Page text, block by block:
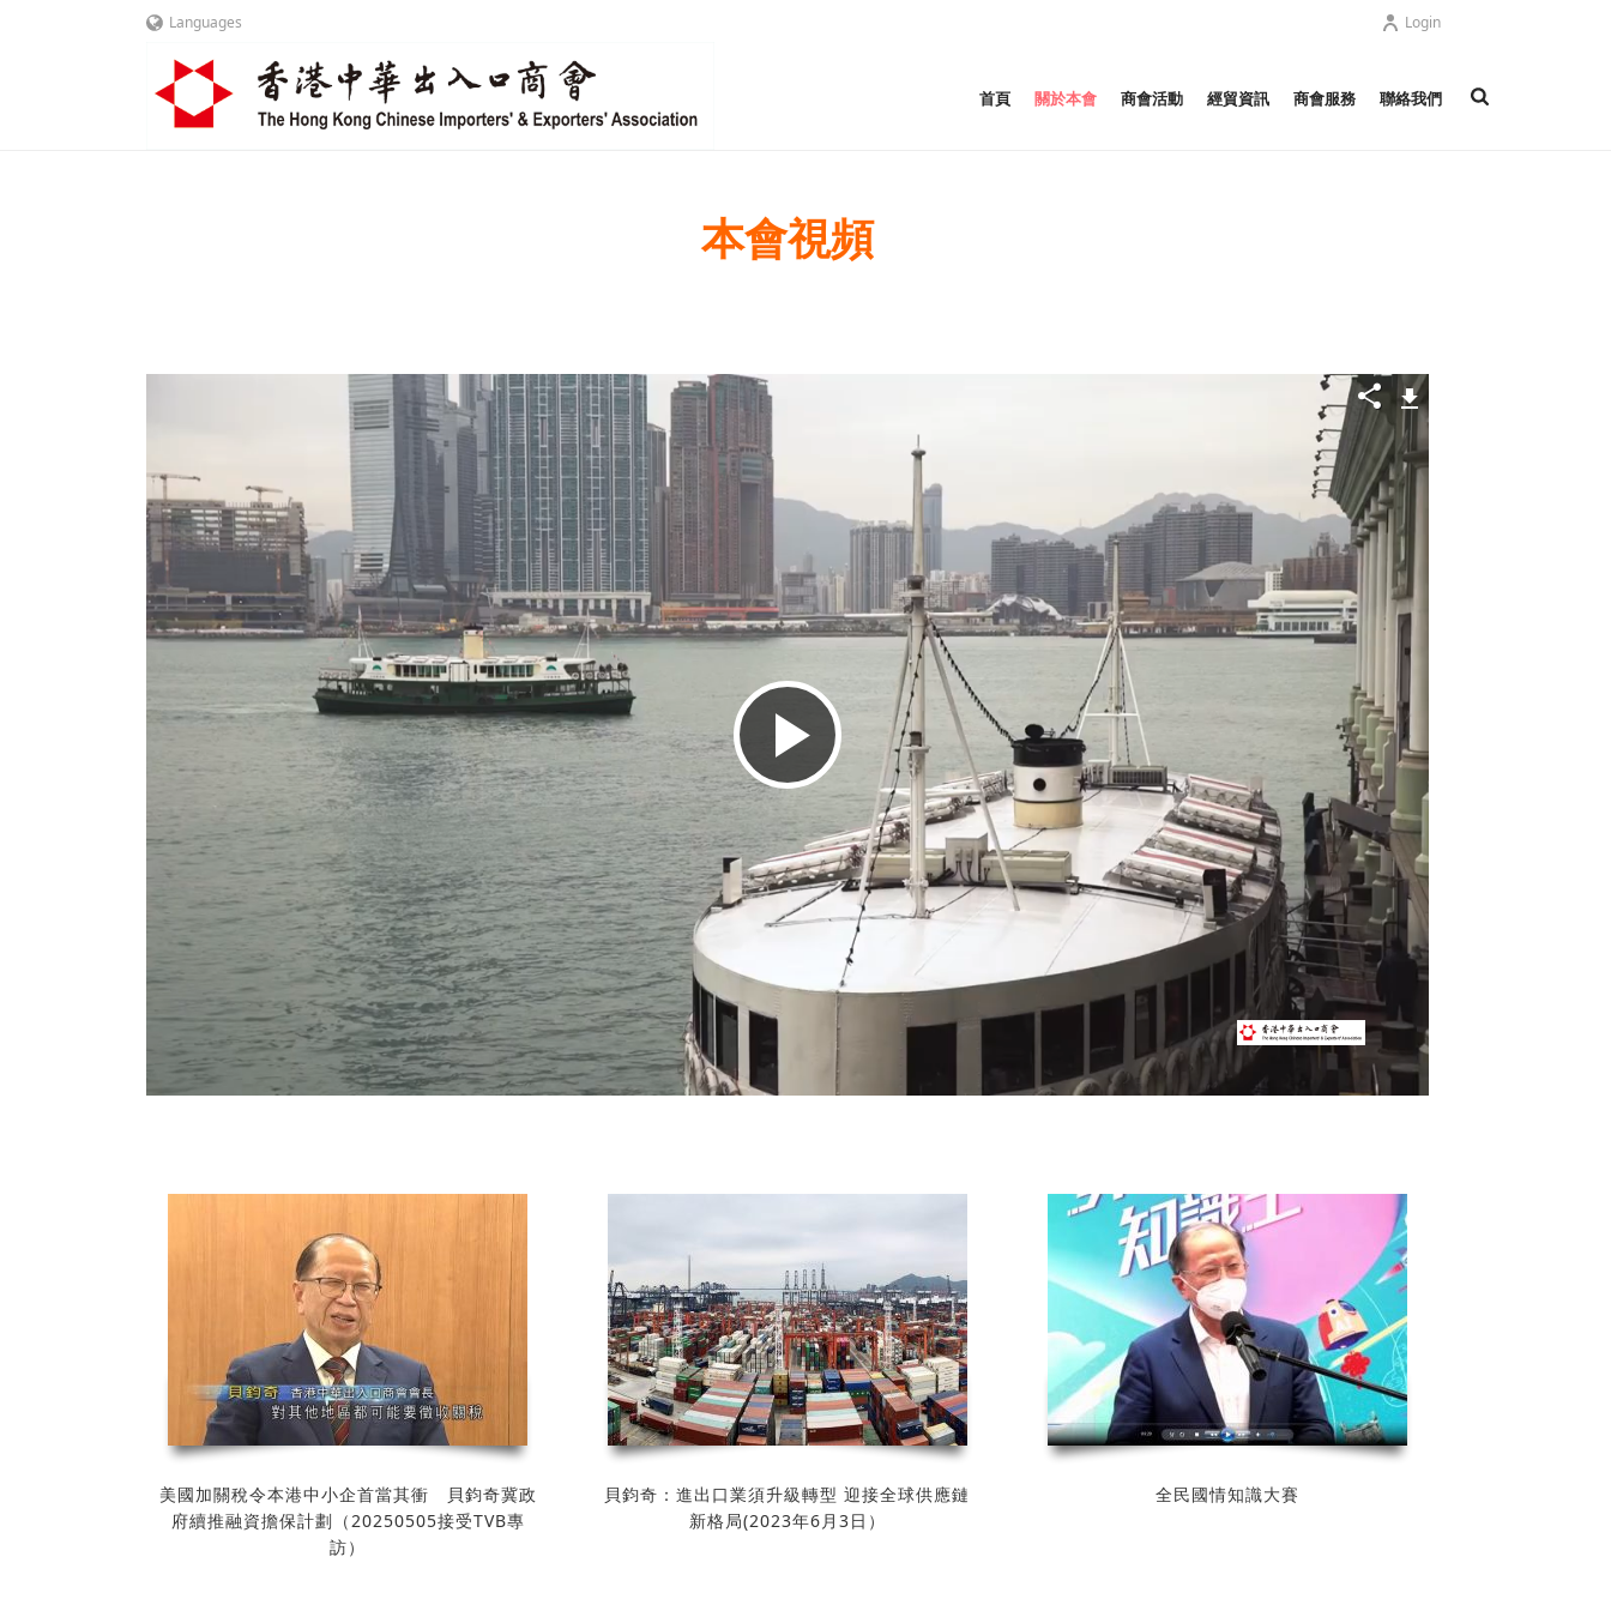
Languages Login
首頁 關於本會 商會活動 經貿資訊 商會服務 聯絡我們
本會視頻
播
放
影
片
全民國情知識大賽 電子商貿•如何起步 青委講場：電子商貿•你都得!